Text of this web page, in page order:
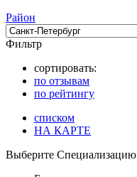
Район
Фильтр
сортировать:
по отзывам
по рейтингу
списком
НА КАРТЕ
Выберите Специализацию